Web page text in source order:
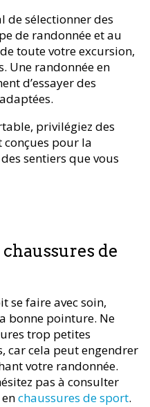
de sélectionner des
de randonnée et au
toute votre excursion,
Une randonnée en
d’essayer des
privilégiez des
pour la
sentiers que vous
de
se faire avec soin,
bonne pointure. Ne
trop petites
car cela peut engendrer
votre randonnée.
pas à consulter
chaussures de sport.